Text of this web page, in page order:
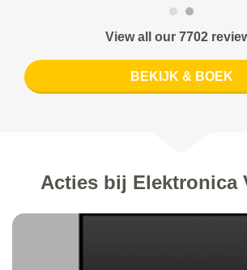
View all our 7702
BEKIJK & BOEK
Acties bij Elektronica